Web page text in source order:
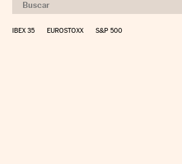
IBEX 35 EUROSTOXX S&P 500